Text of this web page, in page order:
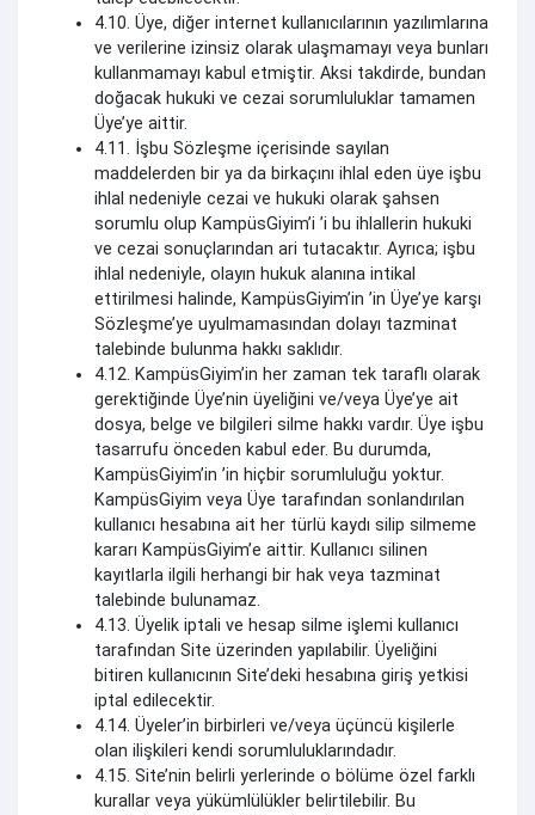
4.10. Üye, diğer internet kullanıcılarının yazılımlarına
ve verilerine izinsiz olarak ulaşmamayı veya bunları
kullanmamayı kabul etmiştir. Aksi takdirde, bundan
doğacak hukuki ve cezai sorumluluklar tamamen
Üye’ye aittir.
4.11. İşbu Sözleşme içerisinde sayılan
maddelerden bir ya da birkaçını ihlal eden üye işbu
ihlal nedeniyle cezai ve hukuki olarak şahsen
sorumlu olup KampüsGiyim’i ’i bu ihlallerin hukuki
ve cezai sonuçlarından ari tutacaktır. Ayrıca; işbu
ihlal nedeniyle, olayın hukuk alanına intikal
ettirilmesi halinde, KampüsGiyim’in ’in Üye’ye karşı
Sözleşme’ye uyulmamasından dolayı tazminat
talebinde bulunma hakkı saklıdır.
4.12. KampüsGiyim’in her zaman tek taraflı olarak
gerektiğinde Üye’nin üyeliğini ve/veya Üye’ye ait
dosya, belge ve bilgileri silme hakkı vardır. Üye işbu
tasarrufu önceden kabul eder. Bu durumda,
KampüsGiyim’in ’in hiçbir sorumluluğu yoktur.
KampüsGiyim veya Üye tarafından sonlandırılan
kullanıcı hesabına ait her türlü kaydı silip silmeme
kararı KampüsGiyim’e aittir. Kullanıcı silinen
kayıtlarla ilgili herhangi bir hak veya tazminat
talebinde bulunamaz.
4.13. Üyelik iptali ve hesap silme işlemi kullanıcı
tarafından Site üzerinden yapılabilir. Üyeliğini
bitiren kullanıcının Site’deki hesabına giriş yetkisi
iptal edilecektir.
4.14. Üyeler’in birbirleri ve/veya üçüncü kişilerle
olan ilişkileri kendi sorumluluklarındadır.
4.15. Site’nin belirli yerlerinde o bölüme özel farklı
kurallar veya yükümlülükler belirtilebilir. Bu